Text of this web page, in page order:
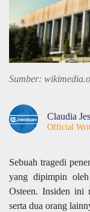
Sumber:
Claudia
Official
Sebuah tragedi
yang dipimpin
Osteen. Insiden ini
serta dua orang